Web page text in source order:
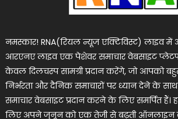
नमस्कार! RNA(रियल न्यूज एक्टिविस्ट) लाइव में
आरएनए लाइव एक पेशेवर समाचार वेबसाइट
केवल दिलचस्प सामग्री प्रदान करेंगे, जो आपको
निर्भरता और दैनिक समाचारों पर ध्यान देने के
समाचार वेबसाइट प्रदान करने के लिए समर्पित हैं।
लिए अपने जुनून को एक तेजी से बढ़ती